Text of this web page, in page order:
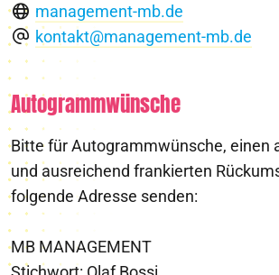
management-mb.de
kontakt@management-mb.de
Autogrammwünsche
Bitte für Autogrammwünsche, einen
und ausreichend frankierten
folgende Adresse senden:
MB MANAGEMENT